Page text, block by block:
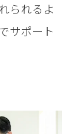
られるよ
サポート